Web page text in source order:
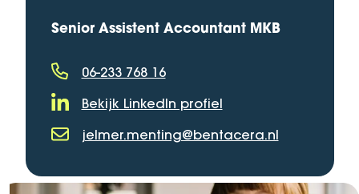
Senior Assistent Accountant MKB
Telefoonnummer
06-233 768 16
LinkedIn Profiel
Bekijk LinkedIn profiel
jelmer.menting@bentacera.nl